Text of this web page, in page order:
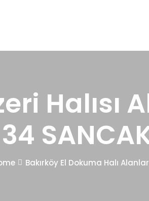
Halısı
34
Bakırköy El Dokuma Halı Alanlar